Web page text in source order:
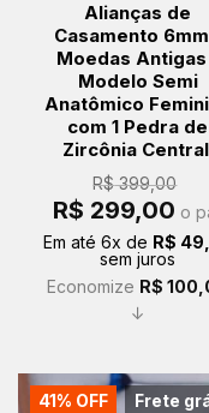
Alianças de
Casamento 6mm |
Moedas Antigas |
Modelo Semi
Anatômico
com 1 Pedra de
Zircônia Central
R$399,00
O
preço
era:
R$ 399,00.
R$ 299,00
é:
o
Em até 6x de R$
sem juros
Economize R$
↓
Frete
41% OFF